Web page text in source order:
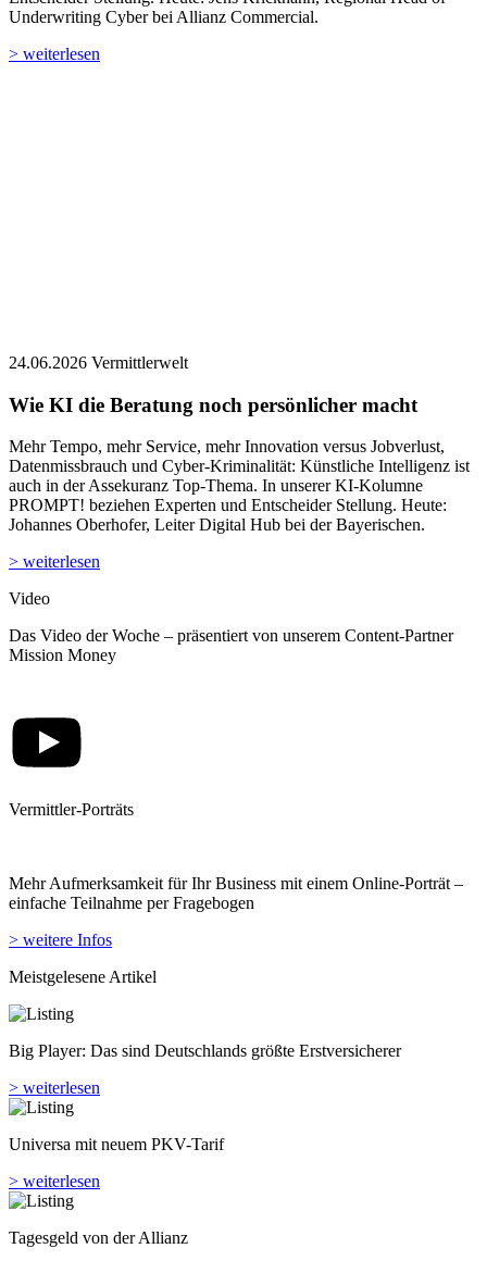
Underwriting Cyber bei Allianz Commercial.
> weiterlesen
24.06.2026 Vermittlerwelt
Wie KI die Beratung noch persönlicher macht
Mehr Tempo, mehr Service, mehr Innovation versus Jobverlust,
Datenmissbrauch und Cyber-Kriminalität: Künstliche Intelligenz ist
auch in der Assekuranz Top-Thema. In unserer KI-Kolumne
PROMPT! beziehen Experten und Entscheider Stellung. Heute:
Johannes Oberhofer, Leiter Digital Hub bei der Bayerischen.
> weiterlesen
Video
Das Video der Woche – präsentiert von unserem Content-Partner
Mission Money
Vermittler-Porträts
Mehr Aufmerksamkeit für Ihr Business mit einem Online-Porträt –
einfache Teilnahme per Fragebogen
> weitere Infos
Meistgelesene Artikel
Big Player: Das sind Deutschlands größte Erstversicherer
> weiterlesen
Universa mit neuem PKV-Tarif
> weiterlesen
Tagesgeld von der Allianz